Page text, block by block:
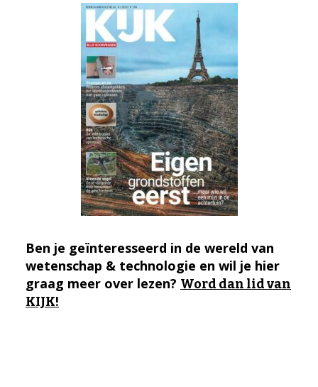
Ben je geïnteresseerd in de wereld van
wetenschap & technologie en wil je hier
graag meer over lezen? Word dan lid van
KIJK!